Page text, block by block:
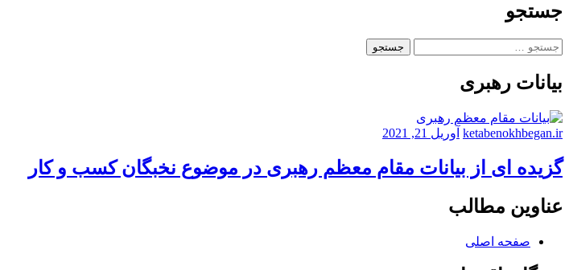
جستجو
جستجو
بیانات رهبری
ketabenokhbegan.ir آوریل 21, 2021
گزیده ای از بیانات مقام معظم رهبری در موضوع نخبگان کسب و کار
عناوین مطالب
صفحه اصلی